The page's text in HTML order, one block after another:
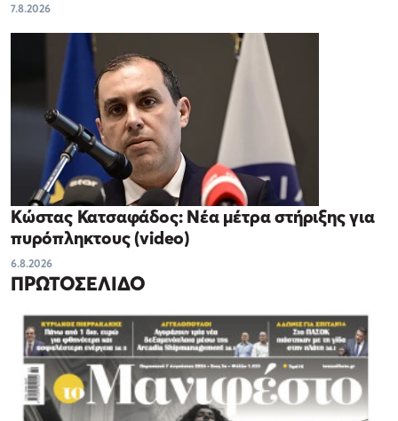
7.8.2026
Κώστας Κατσαφάδος: Νέα μέτρα στήριξης για
πυρόπληκτους (video)
6.8.2026
ΠΡΩΤΟΣΕΛΙΔΟ